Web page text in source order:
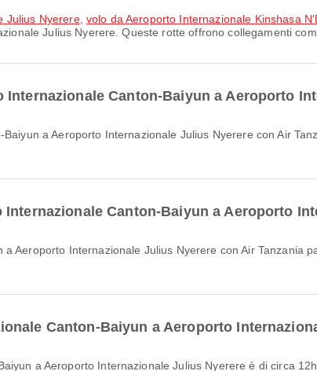
Julius Nyerere, volo da Aeroporto Internazionale Kinshasa
Julius Nyerere. Queste rotte offrono collegamenti
Canton-Baiyun a Aeroporto
Canton-Baiyun a Aeroporto
Canton-Baiyun a Aeroporto
a Aeroporto Internazionale Julius Nyerere è di circa 12h